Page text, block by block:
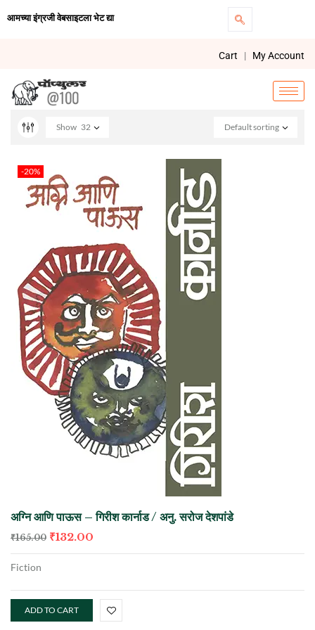
आमच्या इंग्रजी वेबसाइटला भेट द्या
Cart | My Account
Default sorting
Show 32
-20%
अग्नि आणि पाऊस – गिरीश कार्नाड / अनु. सरोज देशपांडे
₹165.00 ₹132.00
Fiction
ADD TO CART